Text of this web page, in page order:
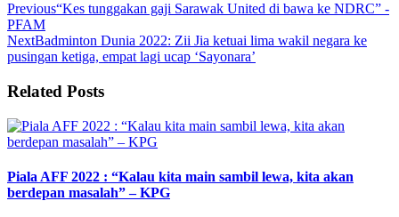
Previous“Kes tunggakan gaji Sarawak United di bawa ke NDRC” -
PFAM
NextBadminton Dunia 2022: Zii Jia ketuai lima wakil negara ke
pusingan ketiga, empat lagi ucap ‘Sayonara’
Related Posts
Piala AFF 2022 : “Kalau kita main sambil lewa, kita akan
berdepan masalah” – KPG